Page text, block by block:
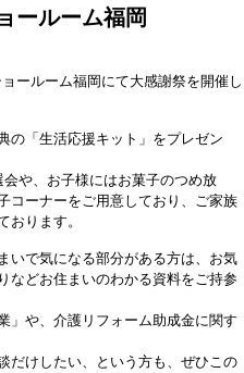
ールーム福岡
ールーム福岡にて大感謝祭を開催し
の「生活応援キット」をプレゼン
や、お子様にはお菓子のつめ放
コーナーをご用意しており、ご家族
おります。
いで気になる部分がある方は、お気
どお住まいのわかる資料をご持参
」や、介護リフォーム助成金に関す
だけしたい、という方も、ぜひこの